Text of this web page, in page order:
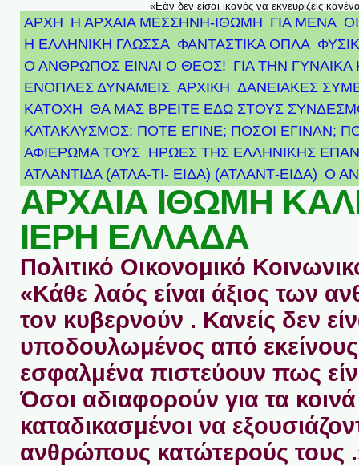
«Εάν δεν είσαι ικανός να εκνευρίζεις
ΑΡΧΗ Η ΑΡΧΑΙΑ ΜΕΣΣΗΝΗ-ΙΘΩΜΗ ΓΙΑ ΜΕΝΑ
Η ΕΛΛΗΝΙΚΗ ΓΛΩΣΣΑ ΦΑΝΤΑΣΤΙΚΑ ΟΠΛΑ
Ο ΑΝΘΡΩΠΟΣ ΕΙΝΑΙ Ο ΘΕΟΣ! ΓΙΑ ΤΗΝ ΓΥΝΑΙΚΑ
ΕΝΟΠΛΕΣ ΔΥΝΑΜΕΙΣ ΑΡΧΙΚΉ ΔΑΝΕΙΑΚΕΣ
ΚΑΤΟΧΗ ΘΑ ΜΑΣ ΒΡΕΙΤΕ ΕΔΩ ΣΤΟΥΣ
ΚΑΤΑΚΛΥΣΜΟΣ: ΠΟΤΕ ΕΓΙΝΕ; ΠΟΣΟΙ ΕΓΙΝΑΝ;
ΑΦΙΈΡΩΜΑ ΤΟΥΣ ΉΡΩΕΣ ΤΗΣ ΕΛΛΗΝΙΚΉΣ
ΑΤΛΑΝΤΊΔΑ (ΑΤΛΑ-ΤΙ- ΕΙΔΑ) (ΑΤΛΑΝΤ-ΕΙΔΑ) Ο
ΑΡΧΑΙΑ ΙΘΩΜΗ
ΙΕΡΗ ΕΛΛΑΔΑ
Πολιτικό Οικονομικό
«Κάθε λαός είναι άξιος των
τον κυβερνούν . Κανείς δεν
υποδουλωμένος από
εσφαλμένα πιστεύουν πως
Όσοι αδιαφορούν για τα κοινά
καταδικασμένοι να
ανθρώπους κατώτερούς τους